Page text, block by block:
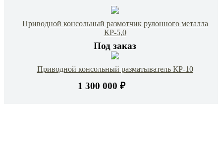
Приводной консольный размотчик рулонного металла
КР-5,0
Под заказ
Приводной консольный разматыватель КР-10
1 300 000 ₽